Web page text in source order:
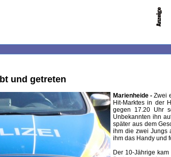
und getreten
Marienheide - Zwei
Hit-Marktes in der
gegen 17.20 Uhr
Unbekannten ihn
später aus dem
ihm die zwei Jungs
ihm das Handy und
Der 10-Jährige